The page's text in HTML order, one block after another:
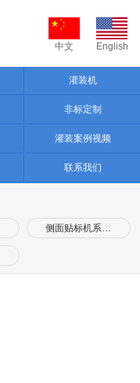
中文 English
灌装机
非标定制
灌装案例视频
联系我们
侧面贴标机系…